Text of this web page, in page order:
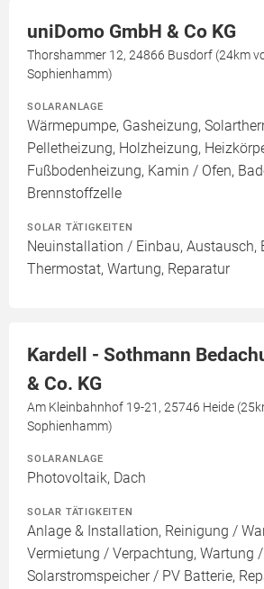
uniDomo GmbH & Co KG
Thorshammer 12, 24866 Busdorf (24km
Sophienhamm)
SOLARANLAGE
Wärmepumpe, Gasheizung,
Pelletheizung, Holzheizung,
Fußbodenheizung, Kamin / Ofen,
Brennstoffzelle
SOLAR TÄTIGKEITEN
Neuinstallation / Einbau, Austausch,
Thermostat, Wartung, Reparatur
Kardell - Sothmann
& Co. KG
Am Kleinbahnhof 19-21, 25746 Heide
Sophienhamm)
SOLARANLAGE
Photovoltaik, Dach
SOLAR TÄTIGKEITEN
Anlage & Installation, Reinigung /
Vermietung / Verpachtung, Wartung
Solarstromspeicher / PV Batterie,